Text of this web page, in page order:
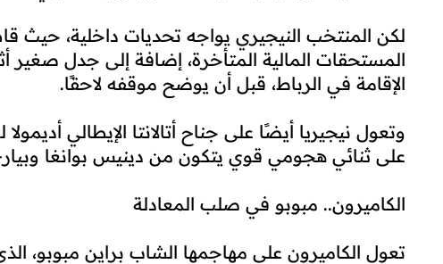
لكن المنتخب النيجيري يواجه تحديات داخلية، حيث
المستحقات المالية المتأخرة، إضافة إلى جدل صغير
الإقامة في الرباط، قبل أن يوضح موقفه لاحقًا.
وتعول نيجيريا أيضًا على جناح أتالانتا الإيطالي
على ثنائي هجومي قوي يتكون من دينيس بوانغا وبيار-
الكاميرون.. مبوبو في صلب المعادلة
تعول الكاميرون على مهاجمها الشاب براين مبوبو،